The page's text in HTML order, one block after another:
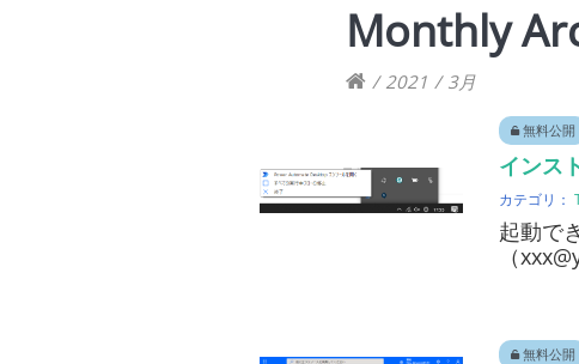
Monthly
/ 2021 / 3月
無料公開
インス
カテゴリ：
起動で
（
無料公開